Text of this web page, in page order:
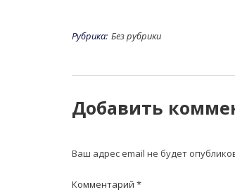
Рубрика: Без рубрики
Добавить
Ваш адрес email не будет
Комментарий *